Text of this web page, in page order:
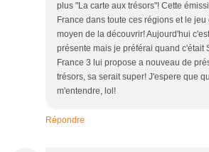
plus "La carte aux trésors"! Cette
France dans toute ces régions et le
moyen de la découvrir! Aujourd'hui
présente mais je préférai quand c'était
France 3 lui propose a nouveau de
trésors, sa serait super! J'espere que
m'entendre, lol!
Répondre